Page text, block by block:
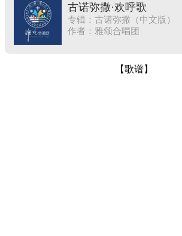
古诺弥撒·欢呼歌
专辑：古诺弥撒（中文版）
作者：雅颂合唱团
【歌谱】